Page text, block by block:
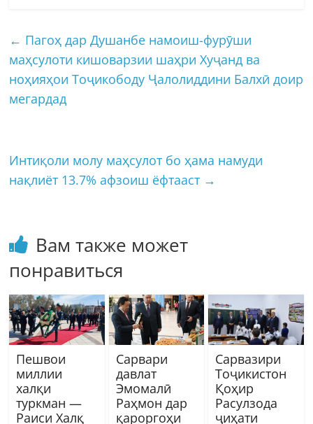
← Пагоҳ дар Душанбе намоиш-фурӯши
маҳсулоти кишоварзии шаҳри Хуҷанд ва
ноҳияҳои Тоҷикободу Ҷалолиддини Балхӣ доир
мегардад
Интиқоли молу маҳсулот бо ҳама намуди
нақлиёт 13.7% афзоиш ёфтааст →
Вам также может
понравиться
Пешвои
миллии
халқи
туркман —
Раиси Халқ
Сарвари
давлат
Эмомалӣ
Раҳмон дар
қароргоҳи
Сарвазири
Тоҷикистон
Қоҳир
Расулзода
ҷиҳати